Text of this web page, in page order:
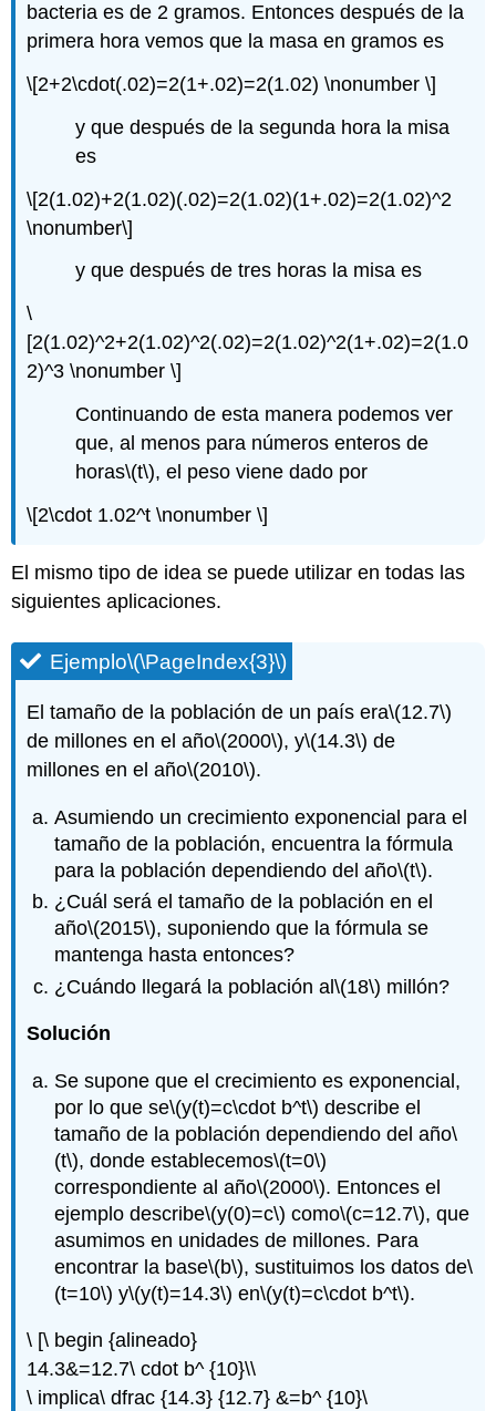
bacteria es de 2 gramos. Entonces después de la
primera hora vemos que la masa en gramos es
\[2+2\cdot(.02)=2(1+.02)=2(1.02) \nonumber \]
y que después de la segunda hora la misa
es
\[2(1.02)+2(1.02)(.02)=2(1.02)(1+.02)=2(1.02)^2
\nonumber\]
y que después de tres horas la misa es
\
[2(1.02)^2+2(1.02)^2(.02)=2(1.02)^2(1+.02)=2(1.0
2)^3 \nonumber \]
Continuando de esta manera podemos ver
que, al menos para números enteros de
horas\(t\), el peso viene dado por
\[2\cdot 1.02^t \nonumber \]
El mismo tipo de idea se puede utilizar en todas las
siguientes aplicaciones.
Ejemplo\(\PageIndex{3}\)
El tamaño de la población de un país era\(12.7\)
de millones en el año\(2000\), y\(14.3\) de
millones en el año\(2010\).
Asumiendo un crecimiento exponencial para el
tamaño de la población, encuentra la fórmula
para la población dependiendo del año\(t\).
¿Cuál será el tamaño de la población en el
año\(2015\), suponiendo que la fórmula se
mantenga hasta entonces?
¿Cuándo llegará la población al\(18\) millón?
Solución
Se supone que el crecimiento es exponencial,
por lo que se\(y(t)=c\cdot b^t\) describe el
tamaño de la población dependiendo del año\
(t\), donde establecemos\(t=0\)
correspondiente al año\(2000\). Entonces el
ejemplo describe\(y(0)=c\) como\(c=12.7\), que
asumimos en unidades de millones. Para
encontrar la base\(b\), sustituimos los datos de\
(t=10\) y\(y(t)=14.3\) en\(y(t)=c\cdot b^t\).
\ [\ begin {alineado}
14.3&=12.7\ cdot b^ {10}\\
\ implica\ dfrac {14.3} {12.7} &=b^ {10}\